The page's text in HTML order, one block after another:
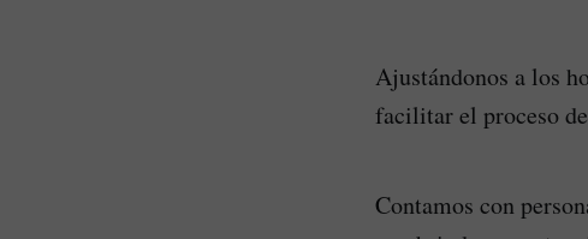
Ajustándonos a los
facilitar el proceso
Contamos con